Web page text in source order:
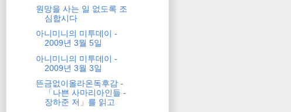
원망을 사는 일 없도록 조
심합시다
아니미니의 미투데이 -
2009년 3월 5일
아니미니의 미투데이 -
2009년 3월 3일
뜬금없이올라온독후감 -
「나쁜 사마리아인들 -
장하준 저」를 읽고